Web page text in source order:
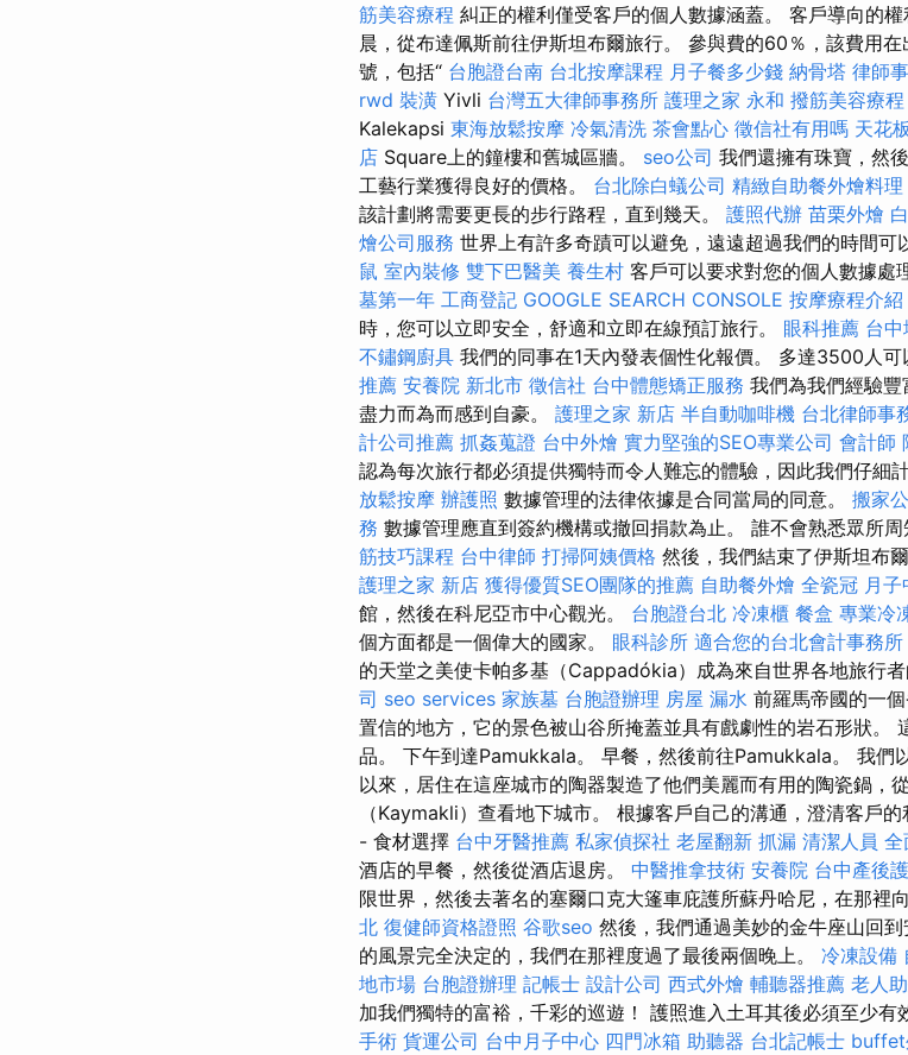
筋美容療程 糾正的權利僅受客戶的個人數據涵蓋。 客戶導向的
晨，從布達佩斯前往伊斯坦布爾旅行。 參與費的60％，該費用
號，包括“ 台胞證台南 台北按摩課程 月子餐多少錢 納骨塔 律師
rwd 裝潢 Yivli 台灣五大律師事務所 護理之家 永和 撥筋美容療程
Kalekapsi 東海放鬆按摩 冷氣清洗 茶會點心 徵信社有用嗎 天花
店 Square上的鐘樓和舊城區牆。 seo公司 我們還擁有珠寶，然
工藝行業獲得良好的價格。 台北除白蟻公司 精緻自助餐外燴料理
該計劃將需要更長的步行路程，直到幾天。 護照代辦 苗栗外燴
燴公司服務 世界上有許多奇蹟可以避免，遠遠超過我們的時間可
鼠 室內裝修 雙下巴醫美 養生村 客戶可以要求對您的個人數據處
墓第一年 工商登記 GOOGLE SEARCH CONSOLE 按摩療程介紹
時，您可以立即安全，舒適和立即在線預訂旅行。 眼科推薦 台
不鏽鋼廚具 我們的同事在1天內發表個性化報價。 多達3500人可
推薦 安養院 新北市 徵信社 台中體態矯正服務 我們為我們經驗
盡力而為而感到自豪。 護理之家 新店 半自動咖啡機 台北律師事
計公司推薦 抓姦蒐證 台中外燴 實力堅強的SEO專業公司 會計師
認為每次旅行都必須提供獨特而令人難忘的體驗，因此我們仔細
放鬆按摩 辦護照 數據管理的法律依據是合同當局的同意。 搬家
務 數據管理應直到簽約機構或撤回捐款為止。 誰不會熟悉眾所
筋技巧課程 台中律師 打掃阿姨價格 然後，我們結束了伊斯坦布
護理之家 新店 獲得優質SEO團隊的推薦 自助餐外燴 全瓷冠 月
館，然後在科尼亞市中心觀光。 台胞證台北 冷凍櫃 餐盒 專業冷
個方面都是一個偉大的國家。 眼科診所 適合您的台北會計事務所
的天堂之美使卡帕多基（Cappadókia）成為來自世界各地旅行者
司 seo services 家族墓 台胞證辦理 房屋 漏水 前羅馬帝國的一
置信的地方，它的景色被山谷所掩蓋並具有戲劇性的岩石形狀。
品。 下午到達Pamukkala。 早餐，然後前往Pamukkala。 我們
以來，居住在這座城市的陶器製造了他們美麗而有用的陶瓷鍋，
（Kaymakli）查看地下城市。 根據客戶自己的溝通，澄清客戶
- 食材選擇 台中牙醫推薦 私家偵探社 老屋翻新 抓漏 清潔人員 全
酒店的早餐，然後從酒店退房。 中醫推拿技術 安養院 台中產後
限世界，然後去著名的塞爾口克大篷車庇護所蘇丹哈尼，在那裡
北 復健師資格證照 谷歌seo 然後，我們通過美妙的金牛座山回
的風景完全決定的，我們在那裡度過了最後兩個晚上。 冷凍設備
地市場 台胞證辦理 記帳士 設計公司 西式外燴 輔聽器推薦 老人
加我們獨特的富裕，千彩的巡遊！ 護照進入土耳其後必須至少
手術 貨運公司 台中月子中心 四門冰箱 助聽器 台北記帳士 buffet